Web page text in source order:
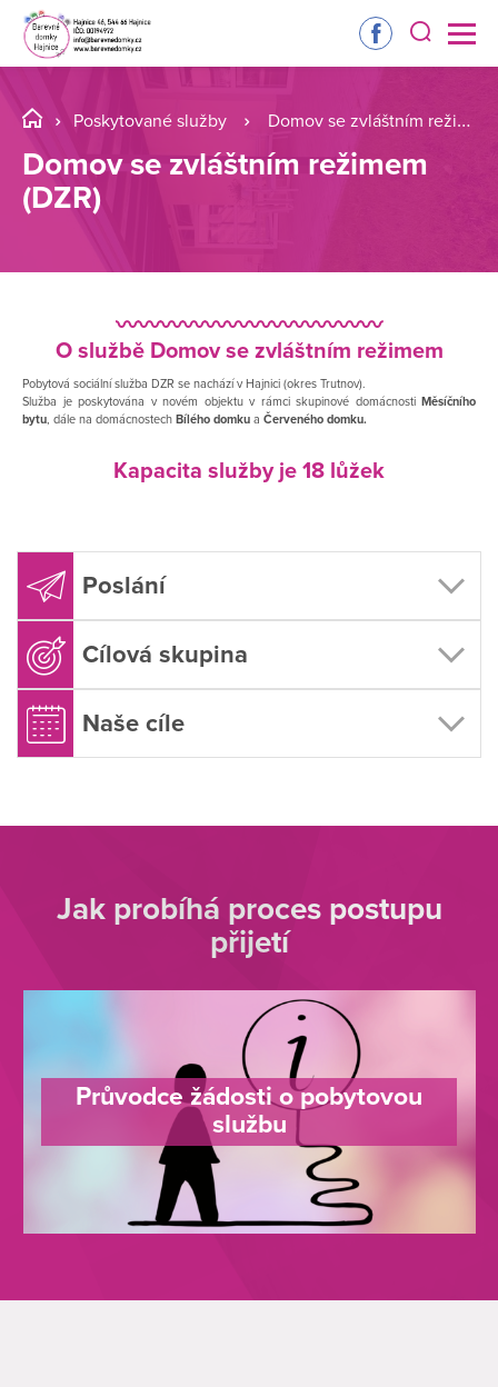
Poskytované služby Domov se zvláštním režimem (DZR)
Domov se zvláštním režimem
(DZR)
〰️〰️〰️〰️〰️〰️〰️〰️〰️〰️〰️〰️
O službě Domov se zvláštním režimem
Pobytová sociální služba DZR se nachází v Hajnici (okres Trutnov).
Služba je poskytována ​v novém objektu v rámci skupinové domácnosti Měsíčního
bytu, dále na domácnostech Bílého domku a Červeného domku.
Kapacita služby je 18 lůžek
Poslání
Cílová skupina
Naše cíle
Jak probíhá proces postupu
přijetí
Průvodce žádosti o pobytovou
službu